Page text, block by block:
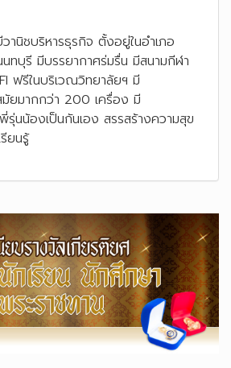
านิชบริหารธุรกิจ ตั้งอยู่ในอำเภอ
ทบุรี มีบรรยากาศร่มรื่น มีสนามกีฬา
ฟรีในบริเวณวิทยาลัยฯ มี
ยมากกว่า 200 เครื่อง มี
นน้องเป็นกันเอง สรรสร้างความสุข
ยนรู้